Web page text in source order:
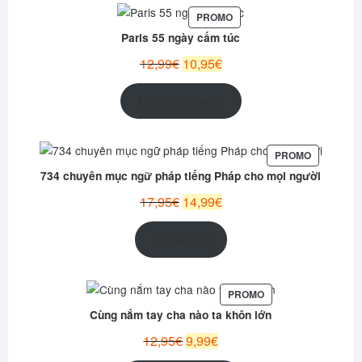
PROMOPRODUIT
EN
PROMOTION
Paris 55 ngày cấm túc
12,99€ Le
10,95€Le
actuel
est :
PROMOPRODUIT
EN
734 chuyên mục ngữ pháp tiếng Pháp cho mọi người
17,95€ Le
prix
14,99€Le
actuel
est :
PROMOPRODUIT
EN
PROMOTION
Cùng nắm tay cha nào ta khôn lớn
12,95€Le
9,99€Le